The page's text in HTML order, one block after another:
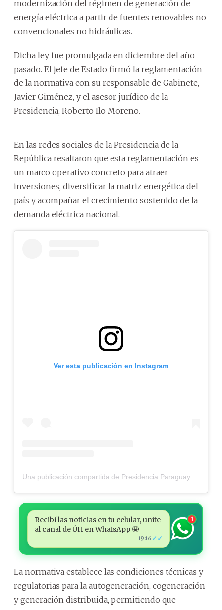
modernización del régimen de generación de
energía eléctrica a partir de fuentes renovables no
convencionales no hidráulicas.
Dicha ley fue promulgada en diciembre del año
pasado. El jefe de Estado firmó la reglamentación
de la normativa con su responsable de Gabinete,
Javier Giménez, y el asesor jurídico de la
Presidencia, Roberto Ilo Moreno.
En las redes sociales de la Presidencia de la
República resaltaron que esta reglamentación es
un marco operativo concreto para atraer
inversiones, diversificar la matriz energética del
país y acompañar el crecimiento sostenido de la
demanda eléctrica nacional.
Ver esta publicación en Instagram
Recibí las noticias en tu celular, unite
al canal de ÚH en WhatsApp 🤩
19:16 ✓✓
1
La normativa establece las condiciones técnicas y
regulatorias para la autogeneración, cogeneración
y generación distribuida, permitiendo que